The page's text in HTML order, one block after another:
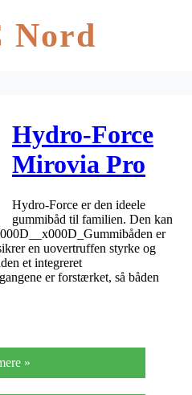
Nord
Hydro-Force
Mirovia Pro
330x162x44cm
Hydro-Force er den ideele
gummibåd til familien. Den kan
er
en uovertruffen styrke og
et integreret
er forstærket, så båden
»